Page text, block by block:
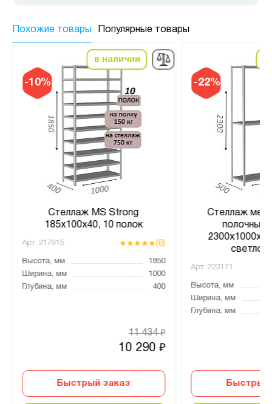
Похожие товары Популярные товары
-10%
в наличии
Стеллаж MS Strong
185х100х40, 10 полок
Арт. 217915 (6)
Высота, мм
1850
Ширина, мм
1000
Глубина, мм
400
10 290₽
11 434₽
Быстрый заказ
-22%
Стеллаж
полочный
светло-
Арт. 223171
Высота, мм
Ширина, мм
Глубина, мм
Быстрый